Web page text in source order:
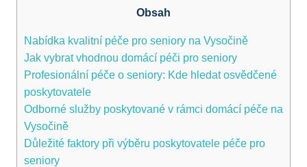
Obsah
Nabídka kvalitní péče pro seniory na Vysočině
Jak vybrat vhodnou domácí péči pro seniory
Profesionální péče o seniory: Kde hledat osvědčené
poskytovatele
Odborné služby poskytované v rámci domácí péče na
Vysočině
Důležité faktory při výběru poskytovatele péče pro
seniory